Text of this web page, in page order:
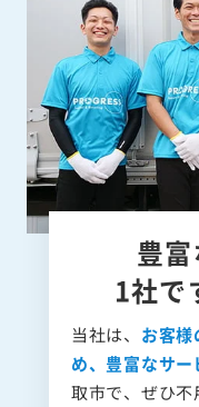
豊
1社で
当社は、 お客
め、豊富なサ
取市で、ぜひ